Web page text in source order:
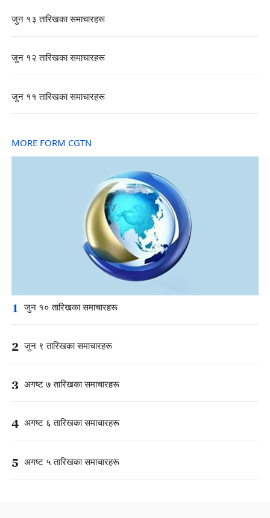
जुन १३ तारिखका समाचारहरू
जुन १२ तारिखका समाचारहरू
जुन ११ तारिखका समाचारहरू
MORE FORM CGTN
1 जुन १० तारिखका समाचारहरू
2 जुन ९ तारिखका समाचारहरू
3 अगष्ट ७ तारिखका समाचारहरू
4 अगष्ट ६ तारिखका समाचारहरू
5 अगष्ट ५ तारिखका समाचारहरू